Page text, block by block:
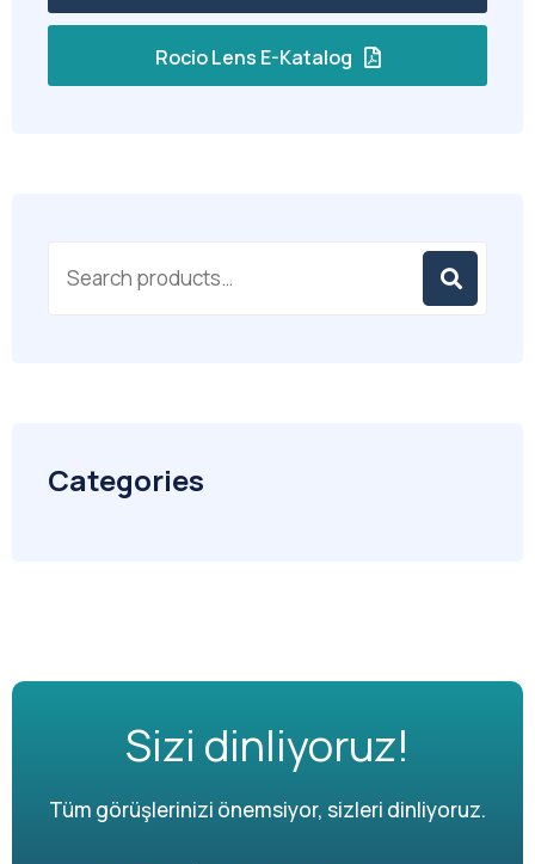
Rocio Lens E-Katalog
Categories
Sizi dinliyoruz!
Tüm görüşlerinizi önemsiyor, sizleri dinliyoruz.